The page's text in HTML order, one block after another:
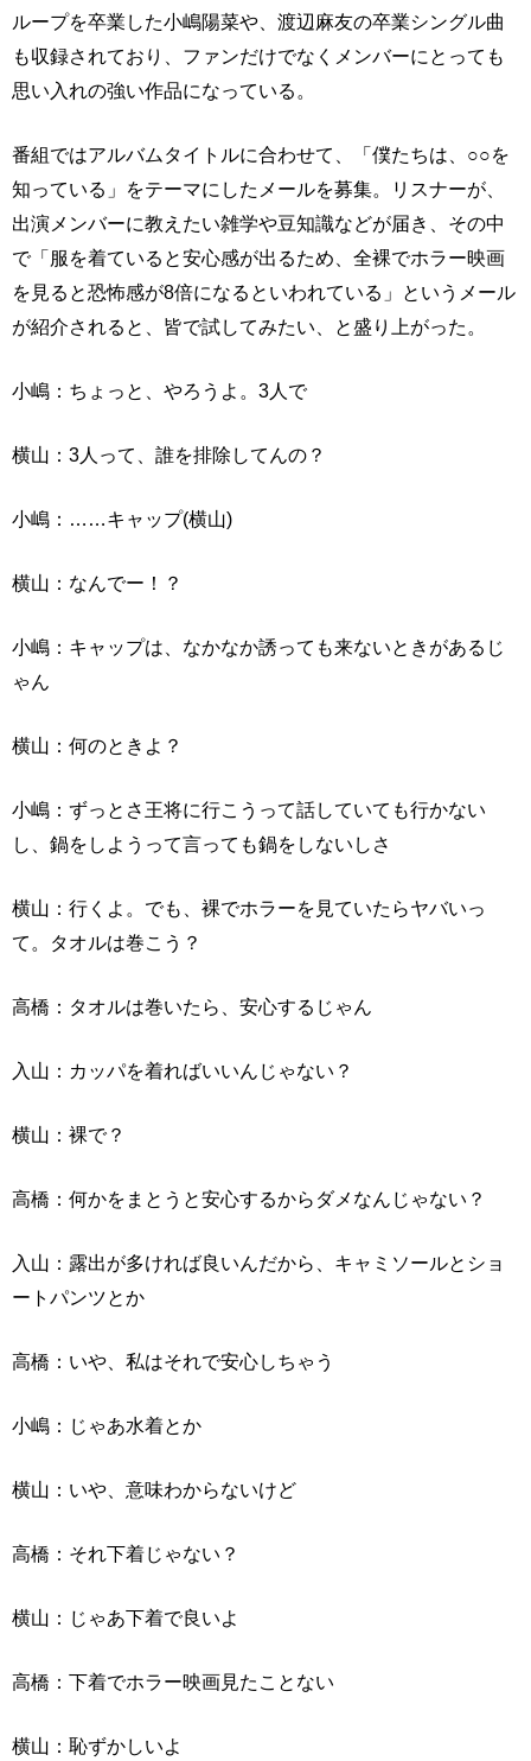
ループを卒業した小嶋陽菜や、渡辺麻友の卒業シングル曲
も収録されており、ファンだけでなくメンバーにとっても
思い入れの強い作品になっている。
番組ではアルバムタイトルに合わせて、「僕たちは、○○を
知っている」をテーマにしたメールを募集。リスナーが、
出演メンバーに教えたい雑学や豆知識などが届き、その中
で「服を着ていると安心感が出るため、全裸でホラー映画
を見ると恐怖感が8倍になるといわれている」というメール
が紹介されると、皆で試してみたい、と盛り上がった。
小嶋：ちょっと、やろうよ。3人で
横山：3人って、誰を排除してんの？
小嶋：……キャップ(横山)
横山：なんでー！？
小嶋：キャップは、なかなか誘っても来ないときがあるじ
ゃん
横山：何のときよ？
小嶋：ずっとさ王将に行こうって話していても行かない
し、鍋をしようって言っても鍋をしないしさ
横山：行くよ。でも、裸でホラーを見ていたらヤバいっ
て。タオルは巻こう？
高橋：タオルは巻いたら、安心するじゃん
入山：カッパを着ればいいんじゃない？
横山：裸で？
高橋：何かをまとうと安心するからダメなんじゃない？
入山：露出が多ければ良いんだから、キャミソールとショ
ートパンツとか
高橋：いや、私はそれで安心しちゃう
小嶋：じゃあ水着とか
横山：いや、意味わからないけど
高橋：それ下着じゃない？
横山：じゃあ下着で良いよ
高橋：下着でホラー映画見たことない
横山：恥ずかしいよ